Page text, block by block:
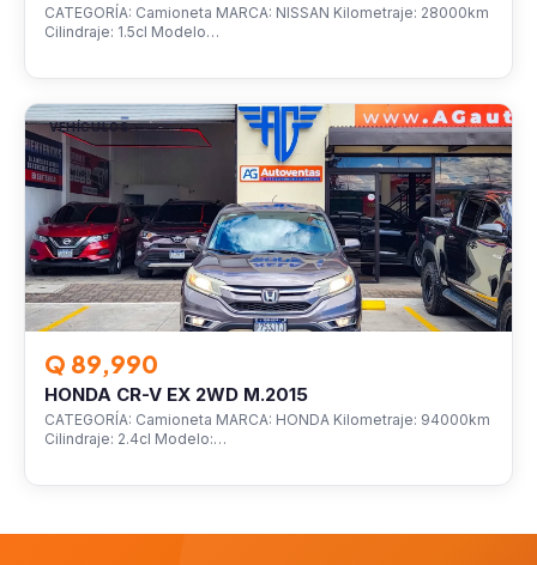
CATEGORÍA: Camioneta MARCA: NISSAN Kilometraje: 28000km
Cilindraje: 1.5cl Modelo…
VEHÍCULOS
Q 89,990
HONDA CR-V EX 2WD M.2015
CATEGORÍA: Camioneta MARCA: HONDA Kilometraje: 94000km
Cilindraje: 2.4cl Modelo:…